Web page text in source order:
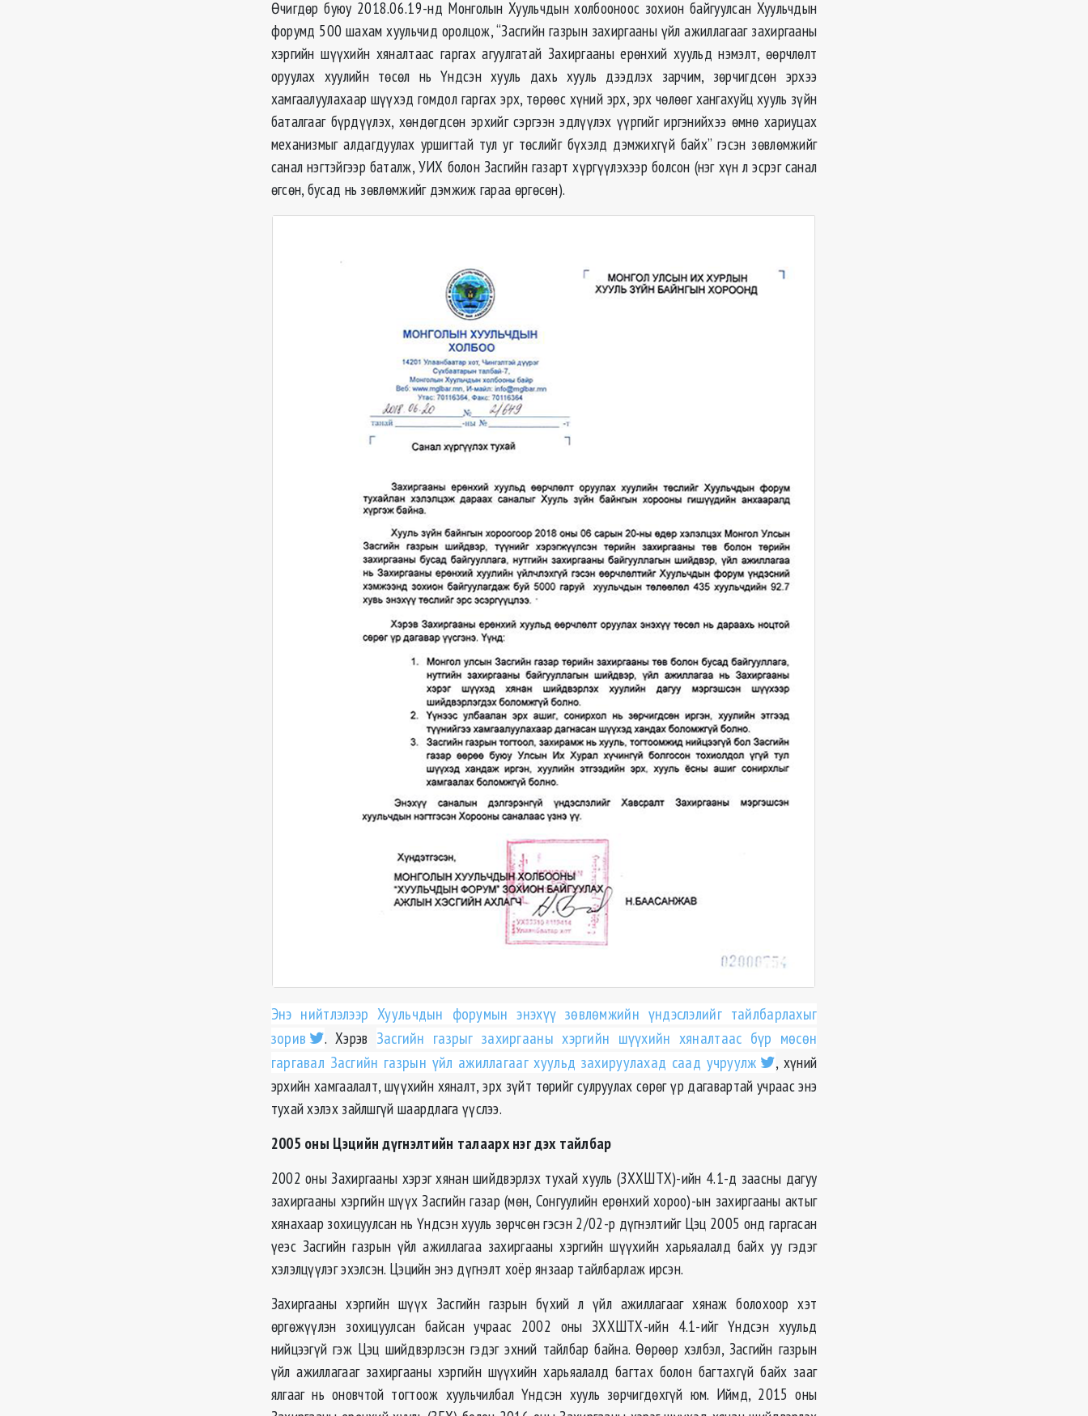
Өчигдөр буюу 2018.06.19-нд Монголын Хуульчдын холбооноос зохион байгуулсан Хуульчдын
форумд 500 шахам хуульчид оролцож, “Засгийн газрын захиргааны үйл ажиллагааг захиргааны
хэргийн шүүхийн хяналтаас гаргах агуулгатай Захиргааны ерөнхий хуульд нэмэлт, өөрчлөлт
оруулах хуулийн төсөл нь Үндсэн хууль дахь хууль дээдлэх зарчим, зөрчигдсөн эрхээ
хамгаалуулахаар шүүхэд гомдол гаргах эрх, төрөөс хүний эрх, эрх чөлөөг хангахуйц хууль зүйн
баталгааг бүрдүүлэх, хөндөгдсөн эрхийг сэргээн эдлүүлэх үүргийг иргэнийхээ өмнө хариуцах
механизмыг алдагдуулах уршигтай тул уг төслийг бүхэлд дэмжихгүй байх” гэсэн зөвлөмжийг
санал нэгтэйгээр баталж, УИХ болон Засгийн газарт хүргүүлэхээр болсон (нэг хүн л эсрэг санал
өгсөн, бусад нь зөвлөмжийг дэмжиж гараа өргөсөн).
Энэ нийтлэлээр Хуульчдын форумын энэхүү зөвлөмжийн үндэслэлийг тайлбарлахыг
зорив
. Хэрэв Засгийн газрыг захиргааны хэргийн шүүхийн хяналтаас бүр мөсөн
гаргавал Засгийн газрын үйл ажиллагааг хуульд захируулахад саад учруулж
, хүний
эрхийн хамгаалалт, шүүхийн хяналт, эрх зүйт төрийг сулруулах сөрөг үр дагавартай учраас энэ
тухай хэлэх зайлшгүй шаардлага үүслээ.
2005 оны Цэцийн дүгнэлтийн талаарх нэг дэх тайлбар
2002 оны Захиргааны хэрэг хянан шийдвэрлэх тухай хууль (ЗХХШТХ)-ийн 4.1-д заасны дагуу
захиргааны хэргийн шүүх Засгийн газар (мөн, Сонгуулийн ерөнхий хороо)-ын захиргааны актыг
хянахаар зохицуулсан нь Үндсэн хууль зөрчсөн гэсэн 2/02-р дүгнэлтийг Цэц 2005 онд гаргасан
үеэс Засгийн газрын үйл ажиллагаа захиргааны хэргийн шүүхийн харьяалалд байх уу гэдэг
хэлэлцүүлэг эхэлсэн. Цэцийн энэ дүгнэлт хоёр янзаар тайлбарлаж ирсэн.
Захиргааны хэргийн шүүх Засгийн газрын бүхий л үйл ажиллагааг хянаж болохоор хэт
өргөжүүлэн зохицуулсан байсан учраас 2002 оны ЗХХШТХ-ийн 4.1-ийг Үндсэн хуульд
нийцээгүй гэж Цэц шийдвэрлэсэн гэдэг эхний тайлбар байна. Өөрөөр хэлбэл, Засгийн газрын
үйл ажиллагааг захиргааны хэргийн шүүхийн харьяалалд багтах болон багтахгүй байх зааг
ялгааг нь оновчтой тогтоож хуульчилбал Үндсэн хууль зөрчигдөхгүй юм. Иймд, 2015 оны